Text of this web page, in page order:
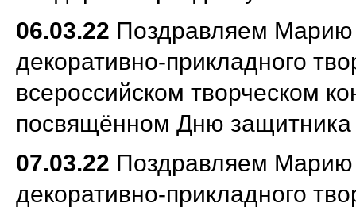
06.03.22 Поздравляем Марию
декоративно-прикладного
всероссийском творческом
посвящённом Дню защи
07.03.22 Поздравляем Марию
декоративно-прикладного